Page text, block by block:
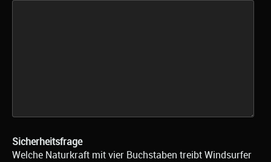
Sicherheitsfrage
Welche Naturkraft mit vier Buchstaben treibt Windsurfer